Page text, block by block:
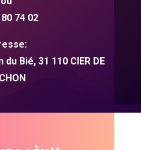
74 02
du Bié, 31 110 CIER DE